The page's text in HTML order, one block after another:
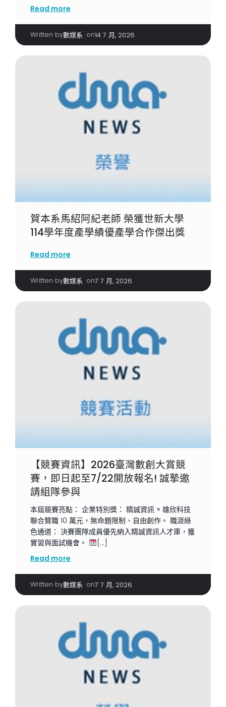
Read more
Written by數媒系 on14 7 月, 2026
賀本系馬紹阿紀老師 榮獲世新大學
114學年度產學績優產學合作傑出獎
Read more
Written by數媒系 on7 7 月, 2026
【競賽資訊】2026臺灣數創大賞競
賽，即日起至7/22開放報名! 誠摯邀
請組隊參與
本屆競賽亮點： 企業特別獎： 精誠資訊 × 雄欣科技
聯合贊職 10 萬元，無命題限制、自由創作。 職涯綠
色通道： 決賽團隊成員優先納入精誠資訊人才庫，獲
實習與面試機會。
[…]
Read more
Written by數媒系 on7 7 月, 2026